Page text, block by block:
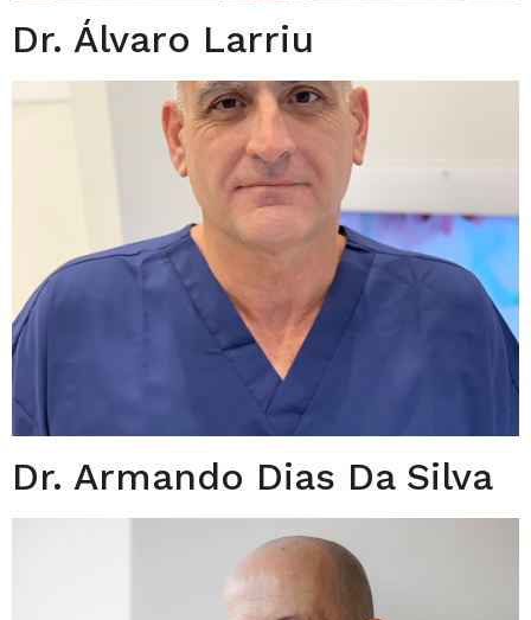
Dr. Álvaro Larriu
Dr. Armando Dias Da Silva